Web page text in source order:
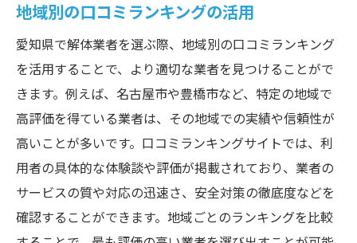
地域別の口コミランキングの活用
愛知県で解体業者を選ぶ際、地域別の口コミランキング
を活用することで、より適切な業者を見つけることがで
きます。例えば、名古屋市や豊橋市など、特定の地域で
高評価を得ている業者は、その地域での実績や信頼性が
高いことが多いです。口コミランキングサイトでは、利
用者の具体的な体験談や評価が掲載されており、業者の
サービスの質や対応の迅速さ、安全対策の徹底度などを
確認することができます。地域ごとのランキングを比較